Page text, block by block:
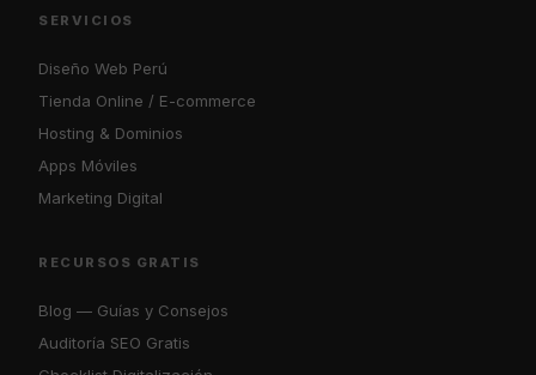
SERVICIOS
Diseño Web Perú
Tienda Online / E-commerce
Hosting & Dominios
Apps Móviles
Marketing Digital
RECURSOS GRATIS
Blog — Guías y Consejos
Auditoría SEO Gratis